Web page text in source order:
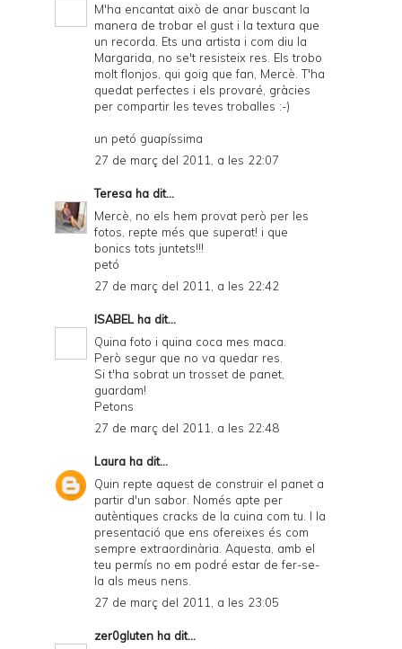
M'ha encantat això de anar buscant la
manera de trobar el gust i la textura que
un recorda. Ets una artista i com diu la
Margarida, no se't resisteix res. Els trobo
molt flonjos, qui goig que fan, Mercè. T'ha
quedat perfectes i els provaré, gràcies
per compartir les teves troballes :-)
un petó guapíssima
27 de març del 2011, a les 22:07
Teresa ha dit...
Mercè, no els hem provat però per les
fotos, repte més que superat! i que
bonics tots juntets!!!
petó
27 de març del 2011, a les 22:42
ISABEL ha dit...
Quina foto i quina coca mes maca.
Però segur que no va quedar res.
Si t'ha sobrat un trosset de panet,
guardam!
Petons
27 de març del 2011, a les 22:48
Laura ha dit...
Quin repte aquest de construir el panet a
partir d'un sabor. Només apte per
autèntiques cracks de la cuina com tu. I la
presentació que ens ofereixes és com
sempre extraordinària. Aquesta, amb el
teu permís no em podré estar de fer-se-
la als meus nens.
27 de març del 2011, a les 23:05
zer0gluten ha dit...